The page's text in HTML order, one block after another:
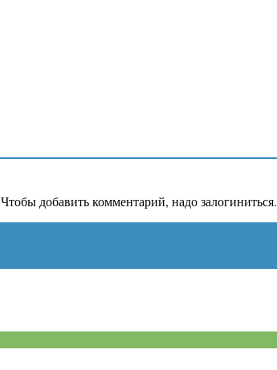
Чтобы добавить комментарий, надо залогиниться.